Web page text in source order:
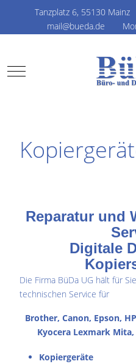
Tanzplatz 6, 55130 Mainz
mail@bueda.de
Mobile Menu Toggle
Reparatur und
Digitale
Die Firma BüDa UG hält für
technischen Service für
Brother, Canon, Epson,
Kyocera Lexmark
Kopiergeräte